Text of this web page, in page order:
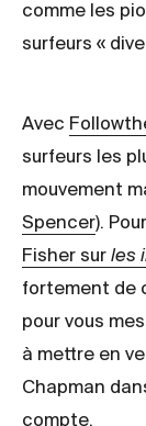
comme les
surfeurs «
Avec
surfeurs les
mouvement
Spencer).
Fisher sur les
fortement de
pour vous
à mettre en
Chapman
compte.